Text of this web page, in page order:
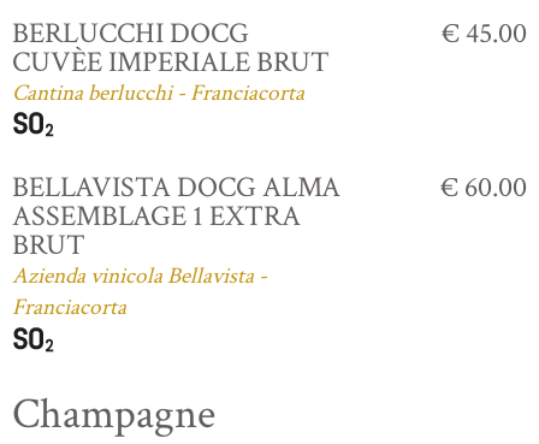
BERLUCCHI DOCG
CUVÈE IMPERIALE BRUT
Cantina berlucchi - Franciacorta
€ 45.00
BELLAVISTA DOCG ALMA
ASSEMBLAGE 1 EXTRA
BRUT
Azienda vinicola Bellavista -
Franciacorta
€ 60.00
Champagne